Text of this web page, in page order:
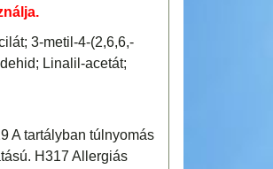
3-metil-4-(2,6,6,-
Linalil-acetát;
A tartályban túlnyomás
H317 Allergiás